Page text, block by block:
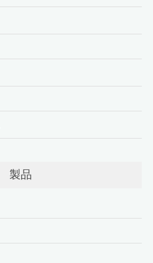
製品